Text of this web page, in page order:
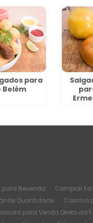
para
Belém
Revenda Comprar
Quantidade Coxinha
para Venda Direto da